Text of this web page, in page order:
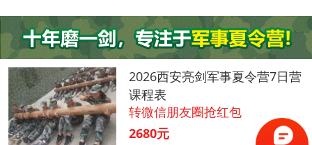
2026西安亮剑军事夏令营7日营
课程表
转微信朋友圈抢红包
2680元